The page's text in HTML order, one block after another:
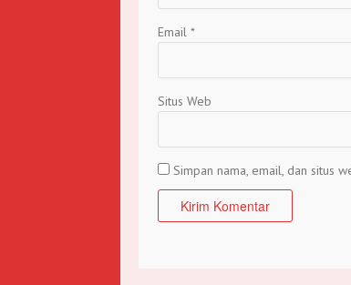
Email *
Situs Web
Simpan nama, email, dan situs